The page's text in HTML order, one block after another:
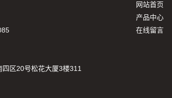
区20号松花大厦3楼311
网站首页
产品中心
在线留言